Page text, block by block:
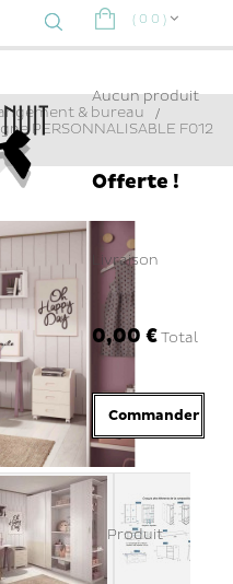
( 0 0 )
Aucun produit
Offerte !
Livraison
0,00 €Total
Commander
Produit
& bureau
PERSONNALISABLE F012